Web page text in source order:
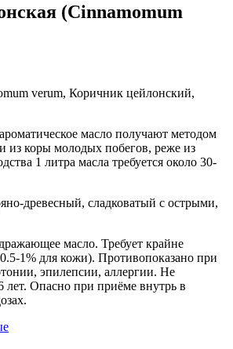
(Cinnamomum
verum, Коричник цейлонский,
ароматическое масло получают методом
из коры молодых побегов, реже из
1 литра масла требуется около 30-
древесный, сладковатый с острыми,
масло. Требует крайне
1% для кожи). Противопоказано при
эпилепсии, аллергии. Не
лет. Опасно при приёме внутрь в